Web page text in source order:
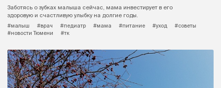
Заботясь о зубках малыша сейчас, мама инвестирует в его
здоровую и счастливую улыбку на долгие годы.
#малыш
#врач #педиатр #мама #питание #уход
#советы
#новости Тюмени
#тк